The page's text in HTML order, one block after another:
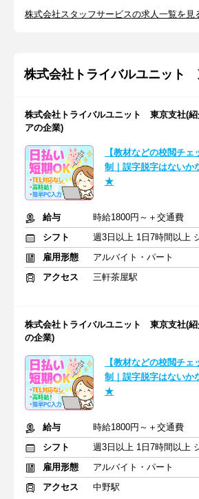
株式会社スタッフサービスの求人一覧を見
株式会社トライバルユニット
株式会社トライバルユニット 東京支社(紹
アの企業)
【教材などの校閲チ
制｜誤字脱字はないか
★
給与
時給1800円～＋交通費
シフト
雇用形態
アルバイト・パート
アクセス
三軒茶屋駅
株式会社トライバルユニット 東京支社(
の企業)
【教材などの校閲チ
制｜誤字脱字はないか
★
給与
時給1800円～＋交通費
シフト
雇用形態
アルバイト・パート
アクセス
中野駅